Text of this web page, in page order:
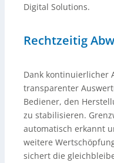
Digital Solutions.
Rechtzeitig
Dank kontinuierlicher
transparenter
Bediener, den
zu stabilisieren.
automatisch erkannt
weitere
sichert die